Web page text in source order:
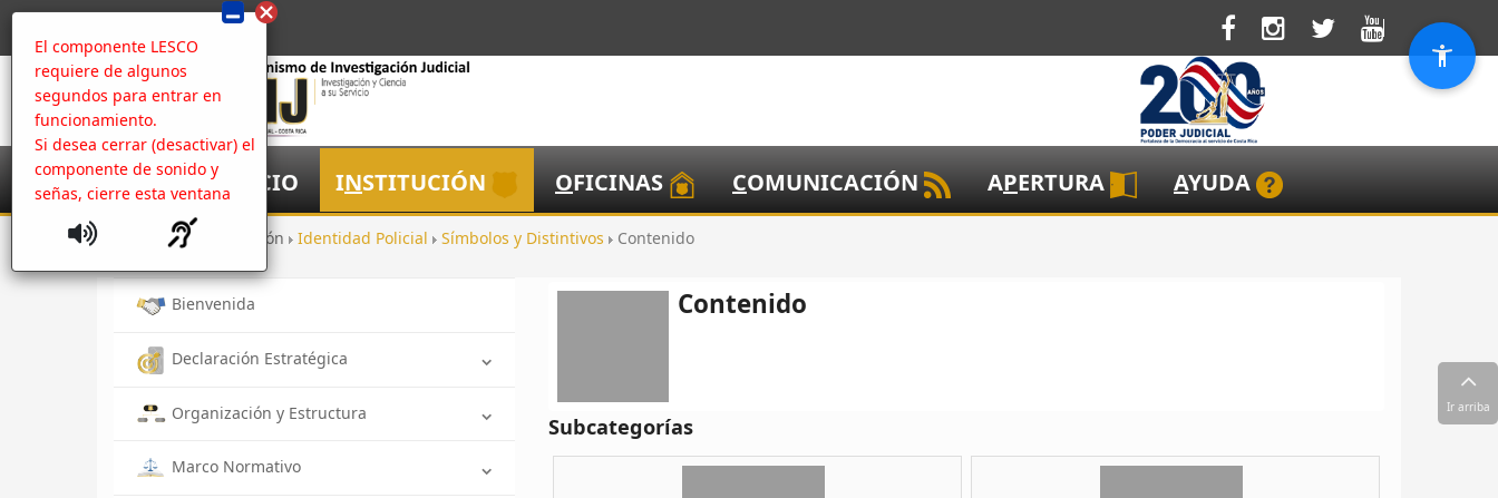
El componente LESCO
requiere de algunos
segundos para entrar en
funcionamiento.
Si desea cerrar (desactivar) el
componente de sonido y
señas, cierre esta ventana
NICIO INSTITUCIÓN OFICINAS COMUNICACIÓN APERTURA AYUDA
Inicio Institución Identidad Policial Símbolos y Distintivos Contenido
Bienvenida
Declaración Estratégica
Organización y Estructura
Marco Normativo
Contenido
Subcategorías
Ir arriba